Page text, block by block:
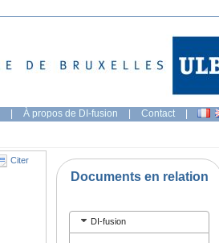
| À propos de DI-fusion | Contact |
Citer
Documents en relation
DI-fusion